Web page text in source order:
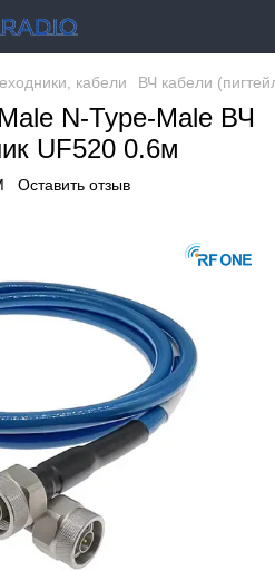
кабели ВЧ кабели
N-Type-Male ВЧ
UF520 0.6м
Оставить отзыв